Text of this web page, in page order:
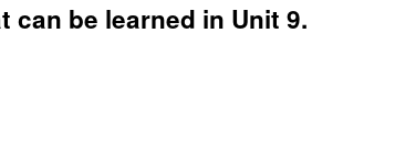
be learned in Unit 9.